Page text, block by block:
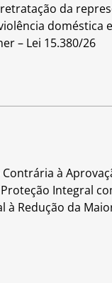
da
doméstica
– Lei 15.380/26
à
Proteção Integral
à Redução da